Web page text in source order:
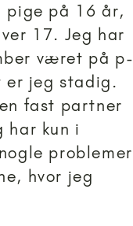
pige på 16 år,
17. Jeg har
været på p-
jeg stadig.
fast partner
har kun i
problemer
hvor jeg